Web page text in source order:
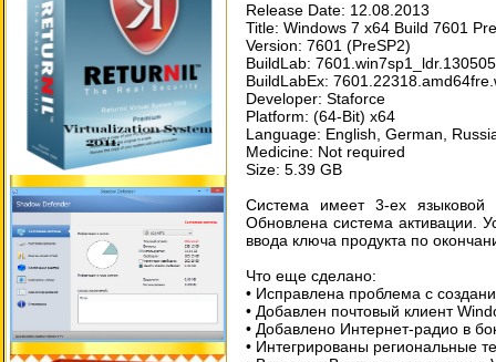
Release Date: 12.08.2013
Title: Windows 7 x64 Build 7601
Version: 7601 (PreSP2)
BuildLab:
BuildLabEx:
Developer: Staforce
Platform: (64-Bit) x64
Language: English, German,
Medicine: Not required
Size: 5.39 GB
Система имеет 3-еx языковoй
Обновлена система активации.
ввода ключа продукта по
Что еще сделано:
• Исправлена проблема с
• Добавлен почтовый клиент
• Добавленo Интернет-радио в
• Интегрированы региональные